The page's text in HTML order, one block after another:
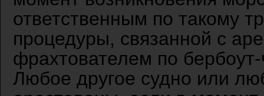
ответственным по такому
процедуры, связанной с
фрахтователем по
Любое другое судно или